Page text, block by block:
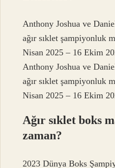
Anthony Joshua ve
ağır sıklet şampiyonluk
Nisan 2025 – 16 Ekim
Anthony Joshua ve
ağır sıklet şampiyonluk
Nisan 2025 – 16 Ekim
Ağır sıklet boks
zaman?
2023 Dünya Boks